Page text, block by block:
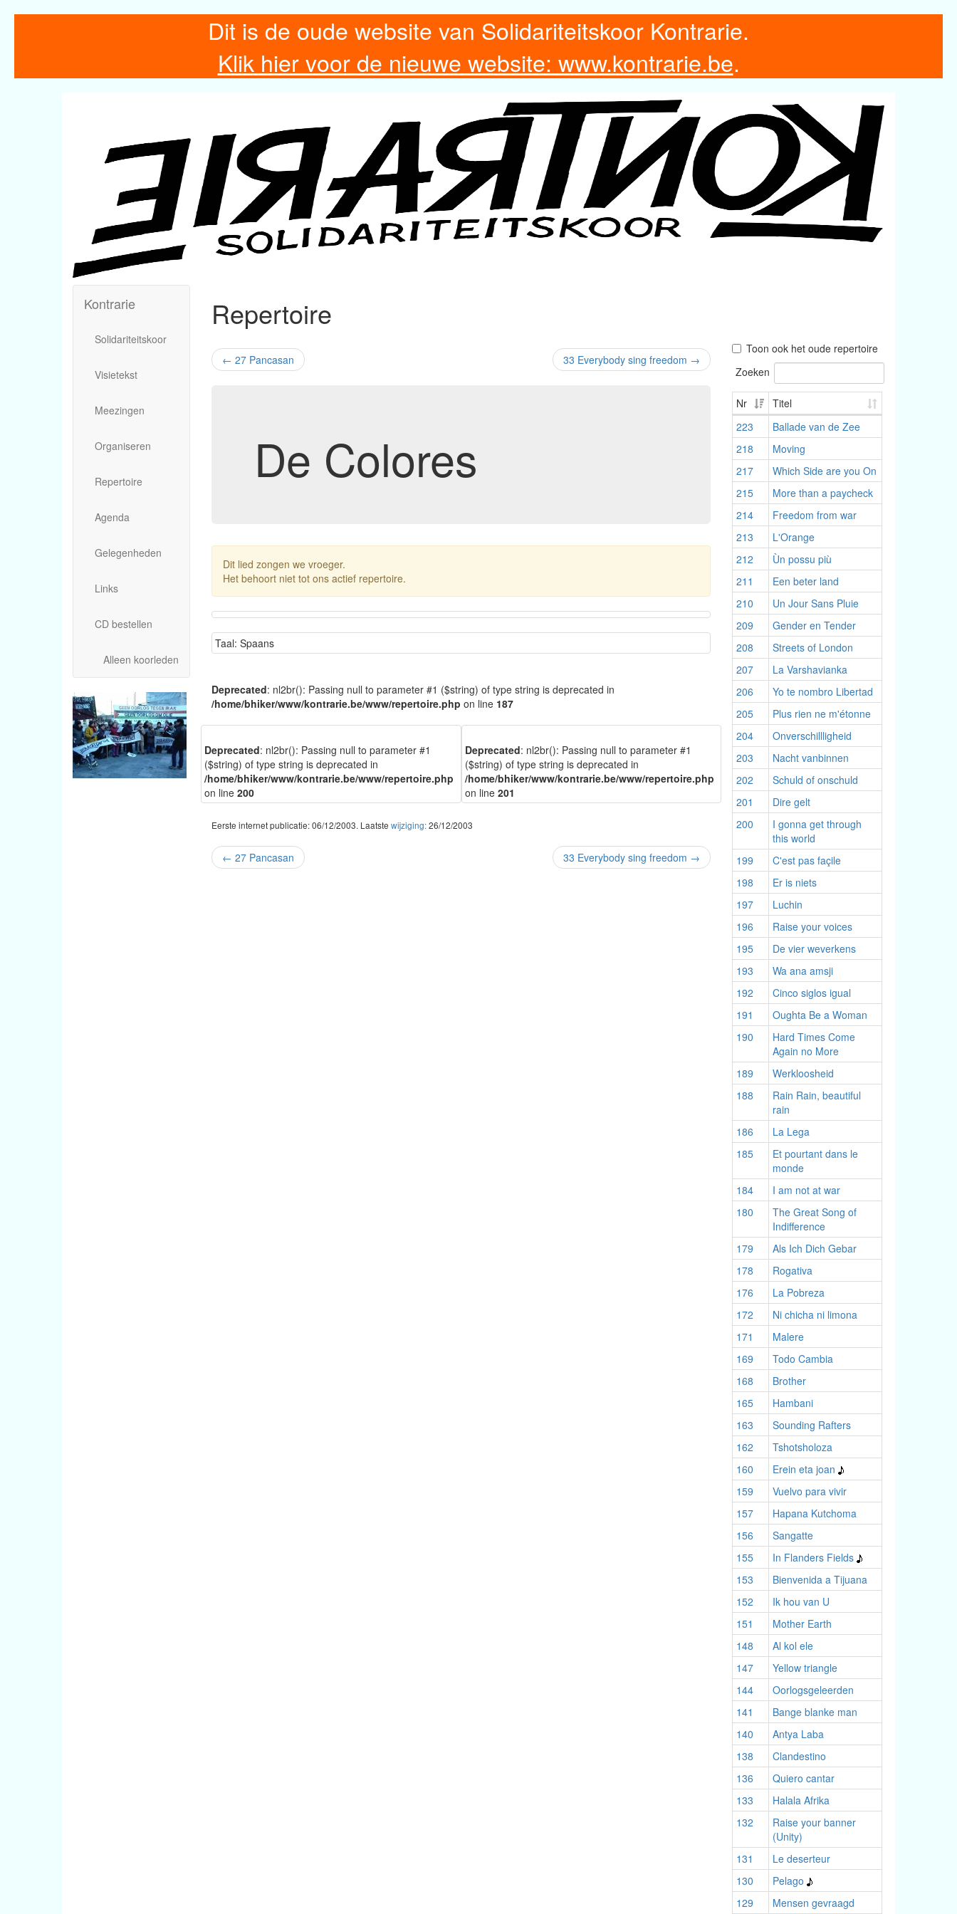
Dit is de oude website van Solidariteitskoor Kontrarie.
Klik hier voor de nieuwe website: www.kontrarie.be.
Kontrarie
Solidariteitskoor
Visietekst
Meezingen
Organiseren
Repertoire
Agenda
Gelegenheden
Links
CD bestellen
Alleen koorleden
Repertoire
← 27 Pancasan 33 Everybody sing freedom →
De Colores
Dit lied zongen we vroeger.
Het behoort niet tot ons actief repertoire.
Taal: Spaans
Deprecated: nl2br(): Passing null to parameter #1 ($string) of type string is deprecated in
/home/bhiker/www/kontrarie.be/www/repertoire.php on line 187
Deprecated: nl2br(): Passing null to parameter #1
($string) of type string is deprecated in
/home/bhiker/www/kontrarie.be/www/repertoire.php
on line 200
Deprecated: nl2br(): Passing null to parameter #1
($string) of type string is deprecated in
/home/bhiker/www/kontrarie.be/www/repertoire.php
on line 201
Eerste internet publicatie: 06/12/2003. Laatste wijziging:26/12/2003
← 27 Pancasan 33 Everybody sing freedom →
Toon ook het oude repertoire
Zoeken
Nr
Titel
223
Ballade van de Zee
218
Moving
217
Which Side are you On
215
More than a paycheck
214
Freedom from war
213
L'Orange
212
Ùn possu più
211
Een beter land
210
Un Jour Sans Pluie
209
Gender en Tender
208
Streets of London
207
La Varshavianka
206
Yo te nombro Libertad
205
Plus rien ne m'étonne
204
Onverschillligheid
203
Nacht vanbinnen
202
Schuld of onschuld
201
Dire gelt
200
I gonna get through
this world
199
C'est pas façile
198
Er is niets
197
Luchin
196
Raise your voices
195
De vier weverkens
193
Wa ana amsji
192
Cinco siglos igual
191
Oughta Be a Woman
190
Hard Times Come
Again no More
189
Werkloosheid
188
Rain Rain, beautiful
rain
186
La Lega
185
Et pourtant dans le
monde
184
I am not at war
180
The Great Song of
Indifference
179
Als Ich Dich Gebar
178
Rogativa
176
La Pobreza
172
Ni chicha ni limona
171
Malere
169
Todo Cambia
168
Brother
165
Hambani
163
Sounding Rafters
162
Tshotsholoza
160
Erein eta joan
159
Vuelvo para vivir
157
Hapana Kutchoma
156
Sangatte
155
In Flanders Fields
153
Bienvenida a Tijuana
152
Ik hou van U
151
Mother Earth
148
Al kol ele
147
Yellow triangle
144
Oorlogsgeleerden
141
Bange blanke man
140
Antya Laba
138
Clandestino
136
Quiero cantar
133
Halala Afrika
132
Raise your banner
(Unity)
131
Le deserteur
130
Pelago
129
Mensen gevraagd